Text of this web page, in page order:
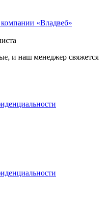
и наш менеджер свяжется